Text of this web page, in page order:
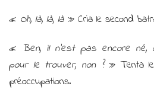
« Oh, là, là, là » Cria le second
« Ben, il n’est pas encore
pour le trouver, non ?» Tenta le
préoccupations.